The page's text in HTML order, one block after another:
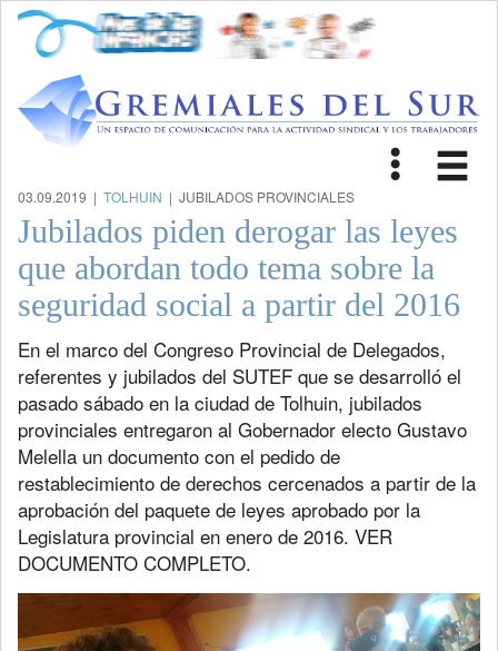
Toggle
03.09.2019 | TOLHUIN | JUBILADOS PROVINCIALES
Jubilados piden derogar las leyes
que abordan todo tema sobre la
seguridad social a partir del 2016
En el marco del Congreso Provincial de Delegados,
referentes y jubilados del SUTEF que se desarrolló el
pasado sábado en la ciudad de Tolhuin, jubilados
provinciales entregaron al Gobernador electo Gustavo
Melella un documento con el pedido de
restablecimiento de derechos cercenados a partir de la
aprobación del paquete de leyes aprobado por la
Legislatura provincial en enero de 2016. VER
DOCUMENTO COMPLETO.
Next